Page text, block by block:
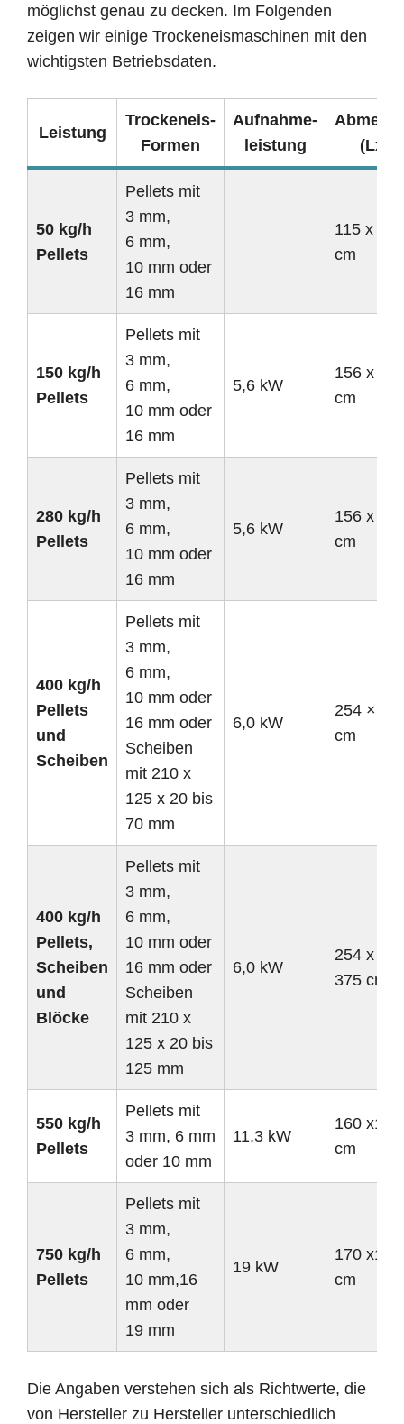
möglichst genau zu decken. Im Folgenden
zeigen wir einige Trockeneismaschinen mit den
wichtigsten Betriebsdaten.
Leistung
Trockeneis-
Formen
Aufnahme-
leistung
50 kg/h
Pellets
Pellets mit
3 mm,
6 mm,
10 mm oder
16 mm
115 x 60
cm
150 kg/h
Pellets
Pellets mit
3 mm,
6 mm,
10 mm oder
16 mm
5,6 kW
156 x 80
cm
280 kg/h
Pellets
Pellets mit
3 mm,
6 mm,
10 mm oder
16 mm
5,6 kW
156 x 80
cm
400 kg/h
Pellets
und
Scheiben
Pellets mit
3 mm,
6 mm,
10 mm oder
16 mm oder
Scheiben
mit 210 x
125 x 20 bis
70 mm
6,0 kW
254 ×
cm
400 kg/h
Pellets,
Scheiben
und
Blöcke
Pellets mit
3 mm,
6 mm,
10 mm oder
16 mm oder
Scheiben
mit 210 x
125 x 20 bis
125 mm
6,0 kW
254 x
375 cm
550 kg/h
Pellets
Pellets mit
3 mm, 6 mm
oder 10 mm
11,3 kW
160
cm
750 kg/h
Pellets
Pellets mit
3 mm,
6 mm,
10 mm,16
mm oder
19 mm
19 kW
170
cm
Die Angaben verstehen sich als Richtwerte, die
von Hersteller zu Hersteller unterschiedlich